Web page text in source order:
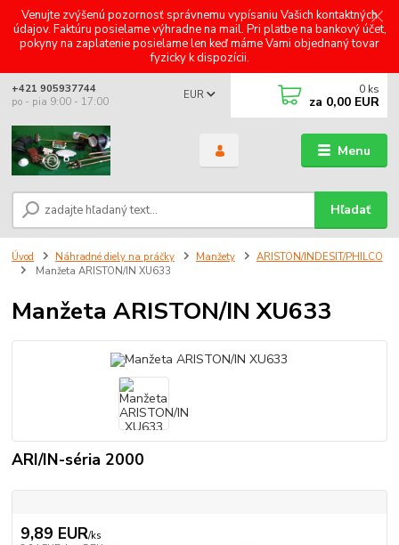
Venujte zvýšenú pozornosť správnemu vypísaniu Vašich kontaktných
údajov. Faktúru posielame výhradne na mail. Pri platbe na bankový účet,
pokyny na zaplatenie posielame len keď máme Vami objednaný tovar
fyzicky k dispozícii.
Menu
EUR
Hľadať
+421 905937744
po - pia 9:00 - 17:00
0 ks
za 0,00 EUR
Úvod Náhradné diely na práčky Manžety
ARISTON/INDESIT/PHILCO
Manžeta ARISTON/IN XU633
Manžeta ARISTON/IN XU633
ARI/IN-séria 2000
9,89 EUR/ks